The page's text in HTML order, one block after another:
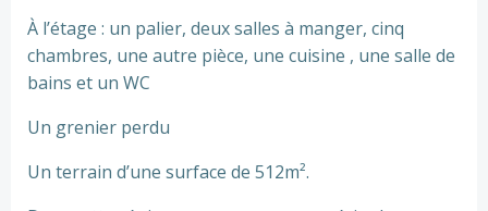
À l’étage : un palier, deux salles à manger, cinq
chambres, une autre pièce, une cuisine , une salle de
bains et un WC
Un grenier perdu
Un terrain d’une surface de 512m².